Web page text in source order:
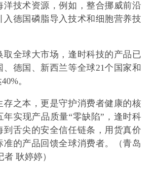
洋技术资源，例如，整合挪威前沿
入德国磷脂导入技术和细胞营养技
取全球大市场，逢时科技的产品已
、德国、新西兰等全球21个国家和
。
存之本，更是守护消费者健康的核
年实现产品质量“零缺陷”，逢时科
到舌尖的安全信任链条，用货真价
准的产品回馈全球消费者。（青岛
耿婷婷）